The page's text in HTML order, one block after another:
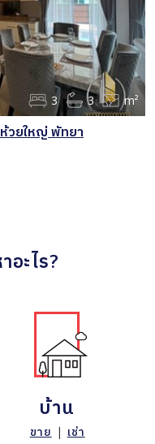
3 3 m²
วยใหญ่ พัทยา
ะไร?
บ้าน
ขาย | เช่า